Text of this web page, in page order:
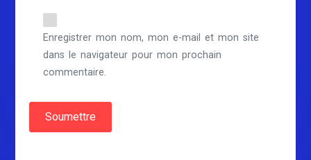
Enregistrer mon nom, mon e-mail et mon site
dans le navigateur pour mon prochain
commentaire.